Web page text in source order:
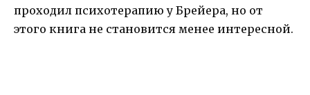
проходил психотерапию у Брейера, но от
этого книга не становится менее интересной.